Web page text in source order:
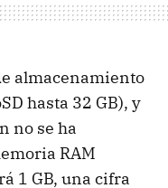
almacenamiento
hasta 32 GB), y
no se ha
RAM
1 GB, una cifra